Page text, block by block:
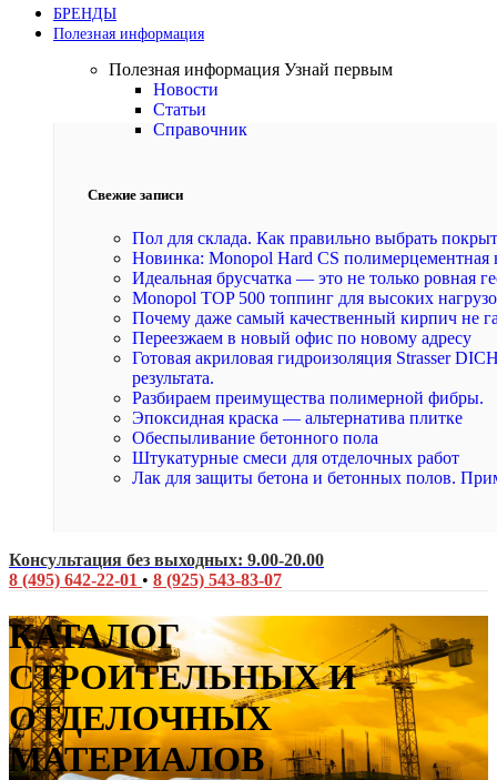
БРЕНДЫ
Полезная информация
Полезная информация Узнай первым
Новости
Статьи
Справочник
Свежие записи
Пол для склада. Как правильно выбрать
Новинка: Monopol Hard CS полимерцементная
Идеальная брусчатка — это не только ровная
Monopol TOP 500 топпинг для высоких
Почему даже самый качественный кирпич не
Переезжаем в новый офис по новому адресу
Готовая акриловая гидроизоляция Strasser
результата.
Разбираем преимущества полимерной фибры.
Эпоксидная краска — альтернатива плитке
Обеспыливание бетонного пола
Штукатурные смеси для отделочных работ
Лак для защиты бетона и бетонных полов.
Консультация без выходных: 9.00-20.00
8 (495) 642-22-01 • 8 (925) 543-83-07
КАТАЛОГ
СТРОИТЕЛЬНЫХ И
ОТДЕЛОЧНЫХ
МАТЕРИАЛОВ